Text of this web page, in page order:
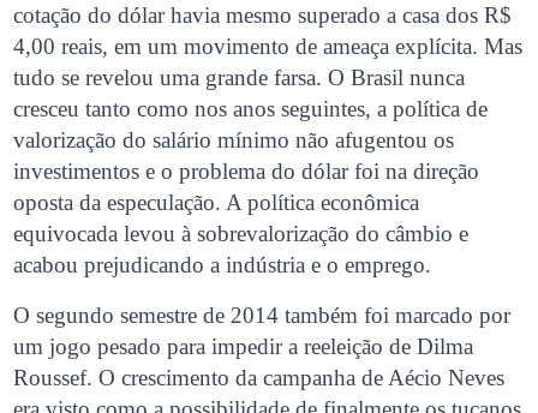
cotação do dólar havia mesmo superado a casa dos R$
4,00 reais, em um movimento de ameaça explícita. Mas
tudo se revelou uma grande farsa. O Brasil nunca
cresceu tanto como nos anos seguintes, a política de
valorização do salário mínimo não afugentou os
investimentos e o problema do dólar foi na direção
oposta da especulação. A política econômica
equivocada levou à sobrevalorização do câmbio e
acabou prejudicando a indústria e o emprego.
O segundo semestre de 2014 também foi marcado por
um jogo pesado para impedir a reeleição de Dilma
Roussef. O crescimento da campanha de Aécio Neves